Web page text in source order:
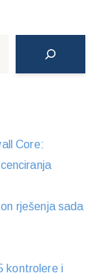
Core:
rješenja sada
kontrolere i